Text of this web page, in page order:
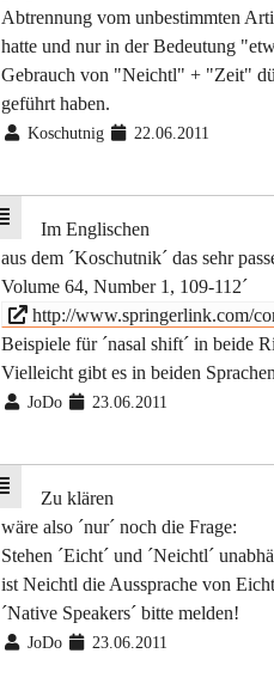
Abtrennung vom unbestimmten
hatte und nur in der Bedeutung
Gebrauch von "Neichtl" + "Zeit"
geführt haben.
Koschutnig 22.06.2011
Im Englischen
aus dem ´Koschutnik´ das sehr
Volume 64, Number 1, 109-112´
http://www.springerlink.com/
Beispiele für ´nasal shift´ in beide
Vielleicht gibt es in beiden
JoDo 23.06.2011
Zu klären
wäre also ´nur´ noch die Frage:
Stehen ´Eicht´ und ´Neichtl´
ist Neichtl die Aussprache von
´Native Speakers´ bitte melden!
JoDo 23.06.2011